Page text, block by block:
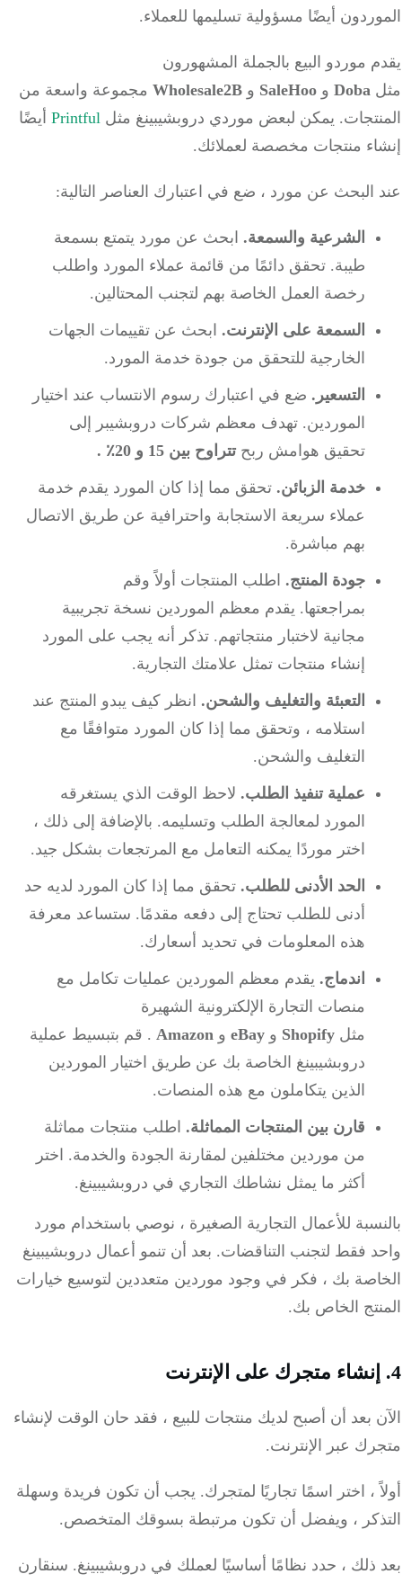
أيضًا مسؤولية تسليمها للعملاء.
موردو البيع بالجملة المشهورون
DobaوSaleHooوWholesale2Bمجموعة واسعة من
يمكن لبعض موردي دروبشيبينغ مثلPrintfulأيضًا
منتجات مخصصة لعملائك.
البحث عن مورد ، ضع في اعتبارك العناصر التالية:
الشرعية والسمعة.ابحث عن مورد يتمتع بسمعة
طيبة.تحقق دائمًا من قائمة عملاء المورد واطلب
رخصة العمل الخاصة بهم لتجنب المحتالين.
السمعة على الإنترنت.ابحث عن تقييمات الجهات
الخارجية للتحقق من جودة خدمة المورد.
التسعير.ضع في اعتبارك رسوم الانتساب عند اختيار
الموردين.تهدف معظم شركات دروبشيبر إلى
تحقيقهوامش ربح تتراوح بين 15 و 20٪ .
خدمة الزبائن.تحقق مما إذا كان المورد يقدم خدمة
عملاء سريعة الاستجابة واحترافية عن طريق الاتصال
بهم مباشرة.
جودة المنتج.اطلب المنتجات أولاً وقم
بمراجعتها.يقدم معظم الموردين نسخة تجريبية
مجانية لاختبار منتجاتهم.تذكر أنه يجب على المورد
إنشاء منتجات تمثل علامتك التجارية.
التعبئة والتغليف والشحن.انظر كيف يبدو المنتج عند
استلامه ، وتحقق مما إذا كان المورد متوافقًا مع
التغليف والشحن.
عملية تنفيذ الطلب.لاحظ الوقت الذي يستغرقه
المورد لمعالجة الطلب وتسليمه.بالإضافة إلى ذلك ،
اختر موردًا يمكنه التعامل مع المرتجعات بشكل جيد.
الحد الأدنى للطلب.تحقق مما إذا كان المورد لديه حد
أدنى للطلب تحتاج إلى دفعه مقدمًا.ستساعد معرفة
هذه المعلومات في تحديد أسعارك.
اندماج.يقدم معظم الموردين عمليات تكامل مع
منصات التجارة الإلكترونية الشهيرة
مثلShopifyوeBayوAmazon
.قم بتبسيط عملية
دروبشيبينغ الخاصة بك عن طريق اختيار الموردين
الذين يتكاملون مع هذه المنصات.
قارن بين المنتجات المماثلة.اطلب منتجات مماثلة
من موردين مختلفين لمقارنة الجودة والخدمة.اختر
أكثر ما يمثل نشاطك التجاري في دروبشيبينغ.
للأعمال التجارية الصغيرة ، نوصي باستخدام مورد
فقط لتجنب التناقضات.بعد أن تنمو أعمال دروبشيبينغ
بك ، فكر في وجود موردين متعددين لتوسيع خيارات
الخاص بك.
بعد أن أصبح لديك منتجات للبيع ، فقد حان الوقت لإنشاء
عبر الإنترنت.
، اختر اسمًا تجاريًا لمتجرك. يجب أن تكون فريدة وسهلة
، ويفضل أن تكون مرتبطة بسوقك المتخصص.
ذلك ، حدد نظامًا أساسيًا لعملك في دروبشيبينغ. سنقارن